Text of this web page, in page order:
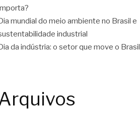
mundial do meio ambiente no Brasil e
industrial
da indústria: o setor que move o Brasil